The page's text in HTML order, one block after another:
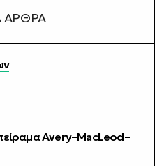
ΆΡΘΡΑ
Avery–MacLeod–